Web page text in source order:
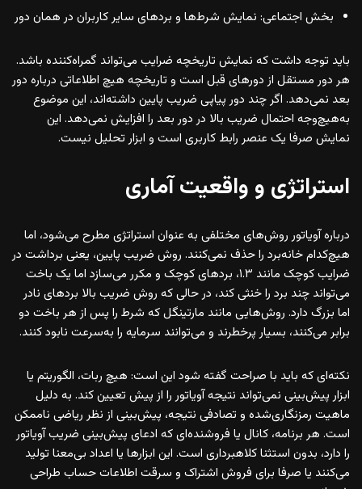
بخش اجتماعی: نمایش شرط‌ها و بردهای سایر کاربران در همان دور
باید توجه داشت که نمایش تاریخچه ضرایب می‌تواند گمراه‌کننده باشد.
هر دور مستقل از دورهای قبل است و تاریخچه هیچ اطلاعاتی درباره دور
بعد نمی‌دهد. اگر چند دور پیاپی ضریب پایین داشته‌اند، این موضوع
به‌هیچ‌وجه احتمال ضریب بالا در دور بعد را افزایش نمی‌دهد. این
نمایش صرفا یک عنصر رابط کاربری است و ابزار تحلیل نیست.
استراتژی و واقعیت آماری
درباره آویاتور روش‌های مختلفی به عنوان استراتژی مطرح می‌شود، اما
هیچ‌کدام خانه‌برد را حذف نمی‌کنند. روش ضریب پایین، یعنی برداشت در
ضرایب کوچک مانند ۱.۳، بردهای کوچک و مکرر می‌سازد اما یک باخت
می‌تواند چند برد را خنثی کند، در حالی که روش ضریب بالا بردهای نادر
اما بزرگ دارد. روش‌هایی مانند مارتینگل که شرط را پس از هر باخت دو
برابر می‌کنند، بسیار پرخطرند و می‌توانند سرمایه را به‌سرعت نابود کنند.
نکته‌ای که باید با صراحت گفته شود این است: هیچ ربات، الگوریتم یا
ابزار پیش‌بینی نمی‌تواند نتیجه آویاتور را از پیش تعیین کند. به دلیل
ماهیت رمزنگاری‌شده و تصادفی نتیجه، پیش‌بینی از نظر ریاضی ناممکن
است. هر برنامه، کانال یا فروشنده‌ای که ادعای پیش‌بینی ضریب آویاتور
را دارد، بدون استثنا کلاهبرداری است. این ابزارها یا اعداد بی‌معنا تولید
می‌کنند یا صرفا برای فروش اشتراک و سرقت اطلاعات حساب طراحی